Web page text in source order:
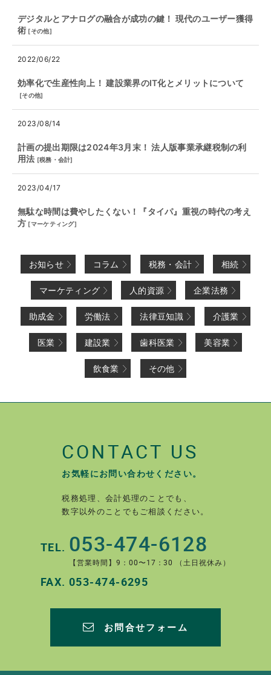
デジタルとアナログの融合が成功の鍵！ 現代のユーザー獲得
術 [その他]
2022/06/22
効率化で生産性向上！ 建設業界のIT化とメリットについて
[その他]
2023/08/14
計画の提出期限は2024年3月末！ 法人版事業承継税制の利
用法 [税務・会計]
2023/04/17
無駄な時間は費やしたくない！『タイパ』重視の時代の考え
方 [マーケティング]
お知らせ コラム 税務・会計 相続
マーケティング 人的資源 企業法務
助成金 労働法 法律豆知識 介護業
医業 建設業 歯科医業 美容業
飲食業 その他
CONTACT US
お気軽にお問い合わせください。
税務処理、会計処理のことでも、
数字以外のことでもご相談ください。
TEL. 053-474-6128
【営業時間】9：00〜17：30 （土日祝休み）
FAX. 053-474-6295
お問合せフォーム